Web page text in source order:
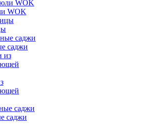
WOK
саджи
саджи